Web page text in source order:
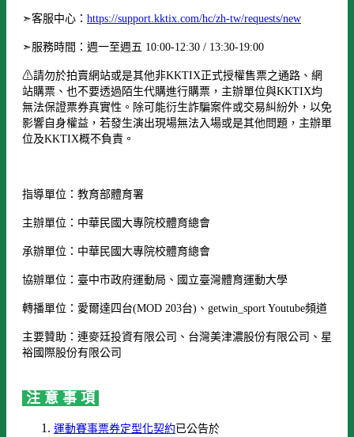
➣客服中心： https://support.kktix.com/hc/zh-tw/requests/new
➣服務時間：週一至週五 10:00-12:30 / 13:30-19:00
⚠請勿於拍賣網站或是其他非KKTIX正式授權售票之通路、網
站購票、也不要透過陌生代購進行購票，主辦單位與KKTIX均
無法保證票券真實性。除可能衍生詐騙案件或交易糾紛外，以免
影響自身權益，若發生演出現場無法入場或是其他問題，主辦單
位及KKTIX概不負責。
指導單位：教育部體育署
主辦單位：中華民國大專院校體育總會
承辦單位：中華民國大專院校體育總會
協辦單位：臺中市政府運動局、國立臺灣體育運動大學
轉播單位：愛爾達四台(MOD 203台)、getwin_sport Youtube頻道
主要贊助：連麥廷投資有限公司、台灣美津濃股份有限公司、星
裕國際股份有限公司
注 意 事 項
運動賽事票券定型化契約已公告於